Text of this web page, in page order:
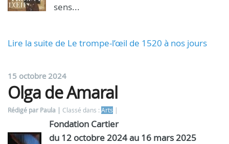
sens...
Lire la suite de Le trompe-l’œil de 1520 à nos jours
15 octobre 2024
Olga de Amaral
Rédigé par Paula Classé dans : Arts
Fondation Cartier
du 12 octobre 2024 au 16 mars 2025